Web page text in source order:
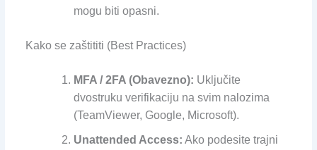
mogu biti opasni.
Kako se zaštititi (Best Practices)
MFA / 2FA (Obavezno): Uključite
dvostruku verifikaciju na svim nalozima
(TeamViewer, Google, Microsoft).
Unattended Access: Ako podesite trajni